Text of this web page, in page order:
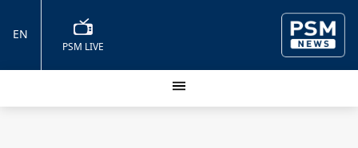
PSM LIVE
EN